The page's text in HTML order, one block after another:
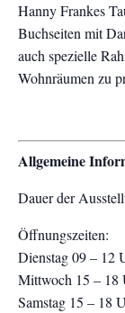
Hanny Frankes
Buchseiten mit
auch spezielle
Wohnräumen zu
Allgemeine
Dauer der
Öffnungszeiten:
Dienstag 09 – 12
Mittwoch 15 – 18
Samstag 15 – 18